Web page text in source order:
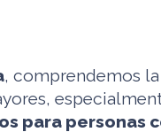
, comprendemos
para personas